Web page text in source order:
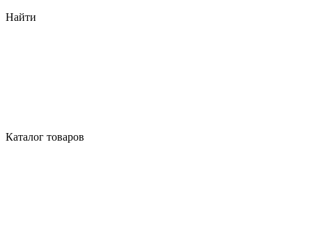
Найти
Каталог товаров